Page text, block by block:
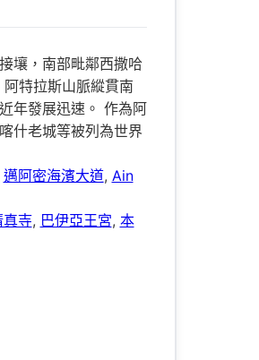
壤，南部毗鄰西撒哈
特拉斯山脈縱貫南
年發展迅速。 作為阿
什老城等被列為世界
邁阿密海濱大道, Ain
真寺, 巴伊亞王宮, 本